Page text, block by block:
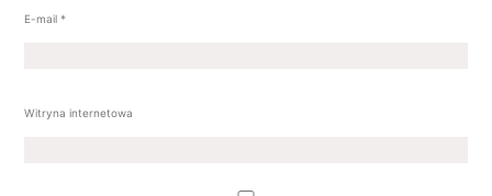
E-mail *
Witryna internetowa